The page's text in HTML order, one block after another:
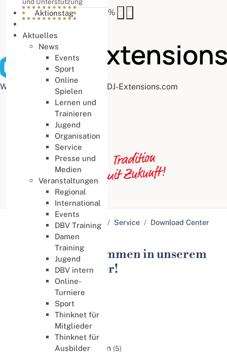
Buchstabenabstand
%
Web Accessibility plugin by DJ-Extensions.com
Aktionstag
Aktuelles
News
Events
Sport
Online
Spielen
Lernen und
Trainieren
Jugend
Organisation
Service
Presse und
Medien
Veranstaltungen
Regional
International
Events
DBV Training
Damen
Training
Jugend
DBV intern
Online-
Turniere
Sport
Thinknet für
Mitglieder
Thinknet für
Ausbilder
Aktuelle Seite: Startseite Service
Download Center
Turnierrecht
Herzlich Willkommen in unserem
Download Center!
Kategorien
Turnierrecht
Konventionskarten
Turnier-Bridge-Regeln (5)